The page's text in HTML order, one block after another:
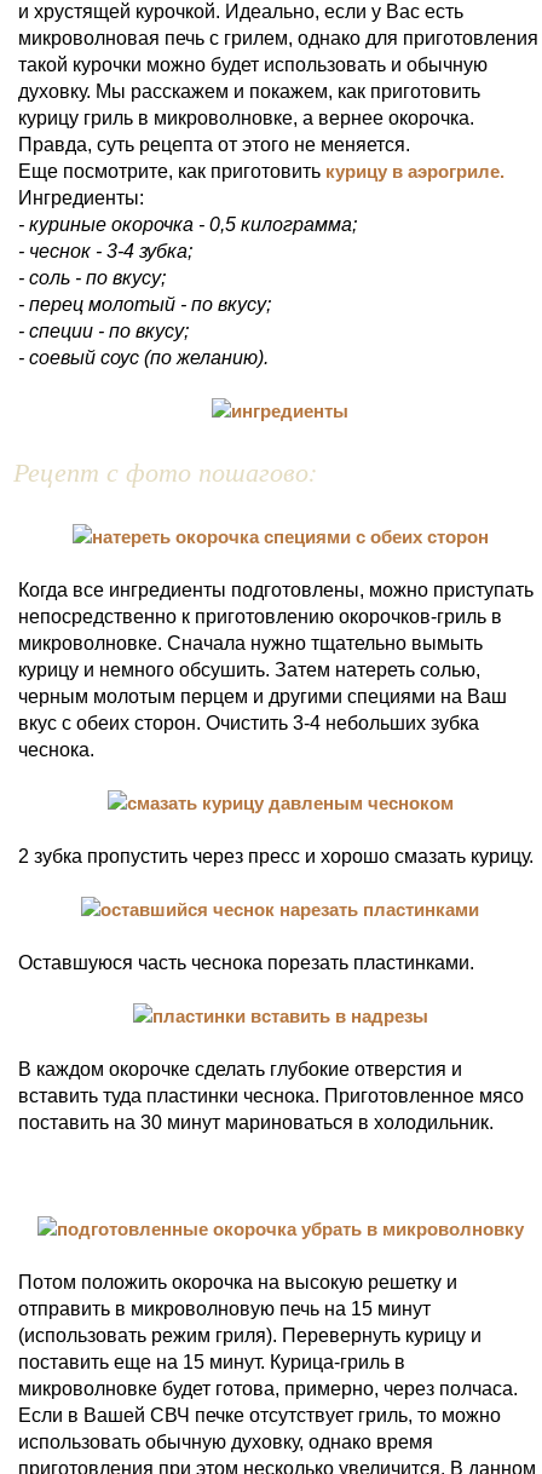
и хрустящей курочкой. Идеально, если у Вас есть
микроволновая печь с грилем, однако для приготовления
такой курочки можно будет использовать и обычную
духовку. Мы расскажем и покажем, как приготовить
курицу гриль в микроволновке, а вернее окорочка.
Правда, суть рецепта от этого не меняется.
Еще посмотрите, как приготовить курицу в аэрогриле.
Ингредиенты:
- куриные окорочка - 0,5 килограмма;
- чеснок - 3-4 зубка;
- соль - по вкусу;
- перец молотый - по вкусу;
- специи - по вкусу;
- соевый соус (по желанию).
Рецепт с фото пошагово:
Когда все ингредиенты подготовлены, можно приступать
непосредственно к приготовлению окорочков-гриль в
микроволновке. Сначала нужно тщательно вымыть
курицу и немного обсушить. Затем натереть солью,
черным молотым перцем и другими специями на Ваш
вкус с обеих сторон. Очистить 3-4 небольших зубка
чеснока.
2 зубка пропустить через пресс и хорошо смазать курицу.
Оставшуюся часть чеснока порезать пластинками.
В каждом окорочке сделать глубокие отверстия и
вставить туда пластинки чеснока. Приготовленное мясо
поставить на 30 минут мариноваться в холодильник.
Потом положить окорочка на высокую решетку и
отправить в микроволновую печь на 15 минут
(использовать режим гриля). Перевернуть курицу и
поставить еще на 15 минут. Курица-гриль в
микроволновке будет готова, примерно, через полчаса.
Если в Вашей СВЧ печке отсутствует гриль, то можно
использовать обычную духовку, однако время
приготовления при этом несколько увеличится. В данном